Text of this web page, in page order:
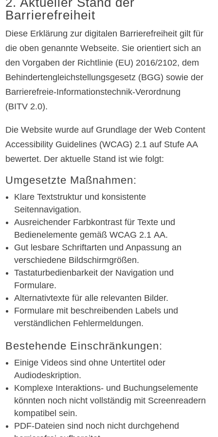
Barrierefreiheit
Diese Erklärung zur digitalen Barrierefreiheit gilt für
die oben genannte Webseite. Sie orientiert sich an
den Vorgaben der Richtlinie (EU) 2016/2102, dem
Behindertengleichstellungsgesetz (BGG) sowie der
Barrierefreie-Informationstechnik‑Verordnung
(BITV 2.0).
Die Website wurde auf Grundlage der Web Content
Accessibility Guidelines (WCAG) 2.1 auf Stufe AA
bewertet. Der aktuelle Stand ist wie folgt:
Umgesetzte Maßnahmen:
Klare Textstruktur und konsistente
Seitennavigation.
Ausreichender Farbkontrast für Texte und
Bedienelemente gemäß WCAG 2.1 AA.
Gut lesbare Schriftarten und Anpassung an
verschiedene Bildschirmgrößen.
Tastaturbedienbarkeit der Navigation und
Formulare.
Alternativtexte für alle relevanten Bilder.
Formulare mit beschreibenden Labels und
verständlichen Fehlermeldungen.
Bestehende Einschränkungen:
Einige Videos sind ohne Untertitel oder
Audiodeskription.
Komplexe Interaktions- und Buchungselemente
könnten noch nicht vollständig mit Screenreadern
kompatibel sein.
PDF-Dateien sind noch nicht durchgehend